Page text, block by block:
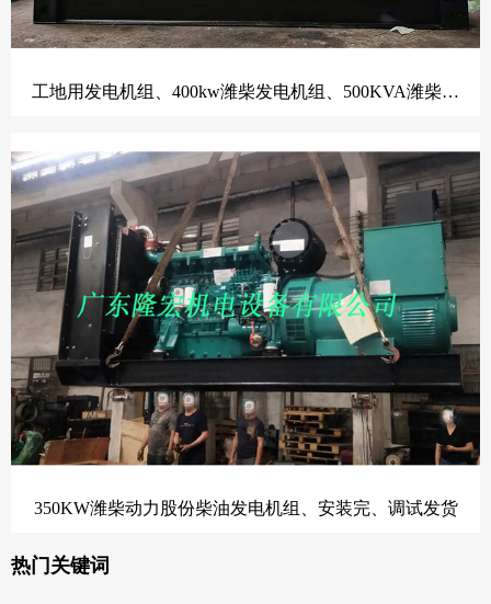
工地用发电机组、400kw潍柴发电机组、500KVA潍柴动力柴油发电机组
350KW潍柴动力股份柴油发电机组、安装完、调试发货
热门关键词